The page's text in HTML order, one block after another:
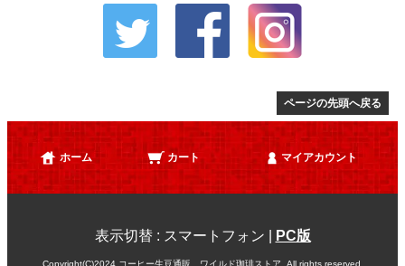
ページの先頭へ戻る
ホーム カート マイアカウント
表示切替 : スマートフォン PC版
Copyright(C)2024 コーヒー生豆通販 ワイルド珈琲ストア. All rights reserved.